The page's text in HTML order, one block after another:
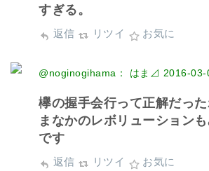
すぎる。
返信 リツイ お気に
@noginogihama： はま⊿ 2016-
欅の握手会行って正解だっ
まなかのレボリューション
です
返信 リツイ お気に